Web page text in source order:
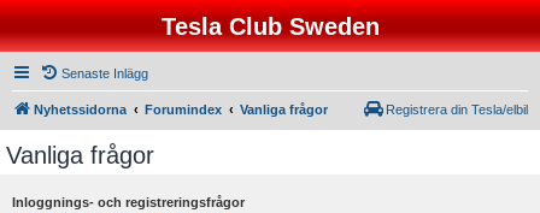
Tesla Club Sweden
Senaste Inlägg
Nyhetssidorna Forumindex Vanliga frågor Registrera din Tesla/elbil
Vanliga frågor
Inloggnings- och registreringsfrågor